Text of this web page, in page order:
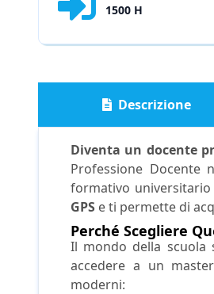
1500 H
Descrizione
Diventa un docente
Professione
formativo universitario
GPS e ti permette di
Perché Scegliere
Il mondo della scuola
accedere a un
moderni: